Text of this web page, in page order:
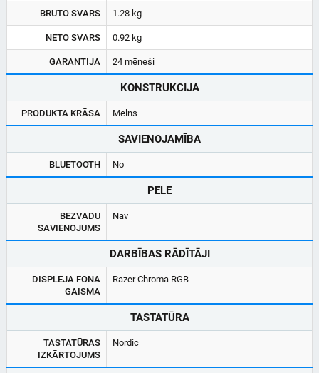
BRUTO SVARS 1.28 kg
NETO SVARS 0.92 kg
GARANTIJA 24 mēneši
KONSTRUKCIJA
PRODUKTA KRĀSA Melns
SAVIENOJAMĪBA
BLUETOOTH No
PELE
BEZVADU
SAVIENOJUMS
Nav
DARBĪBAS RĀDĪTĀJI
DISPLEJA FONA
GAISMA
Razer Chroma RGB
TASTATŪRA
TASTATŪRAS
IZKĀRTOJUMS
Nordic